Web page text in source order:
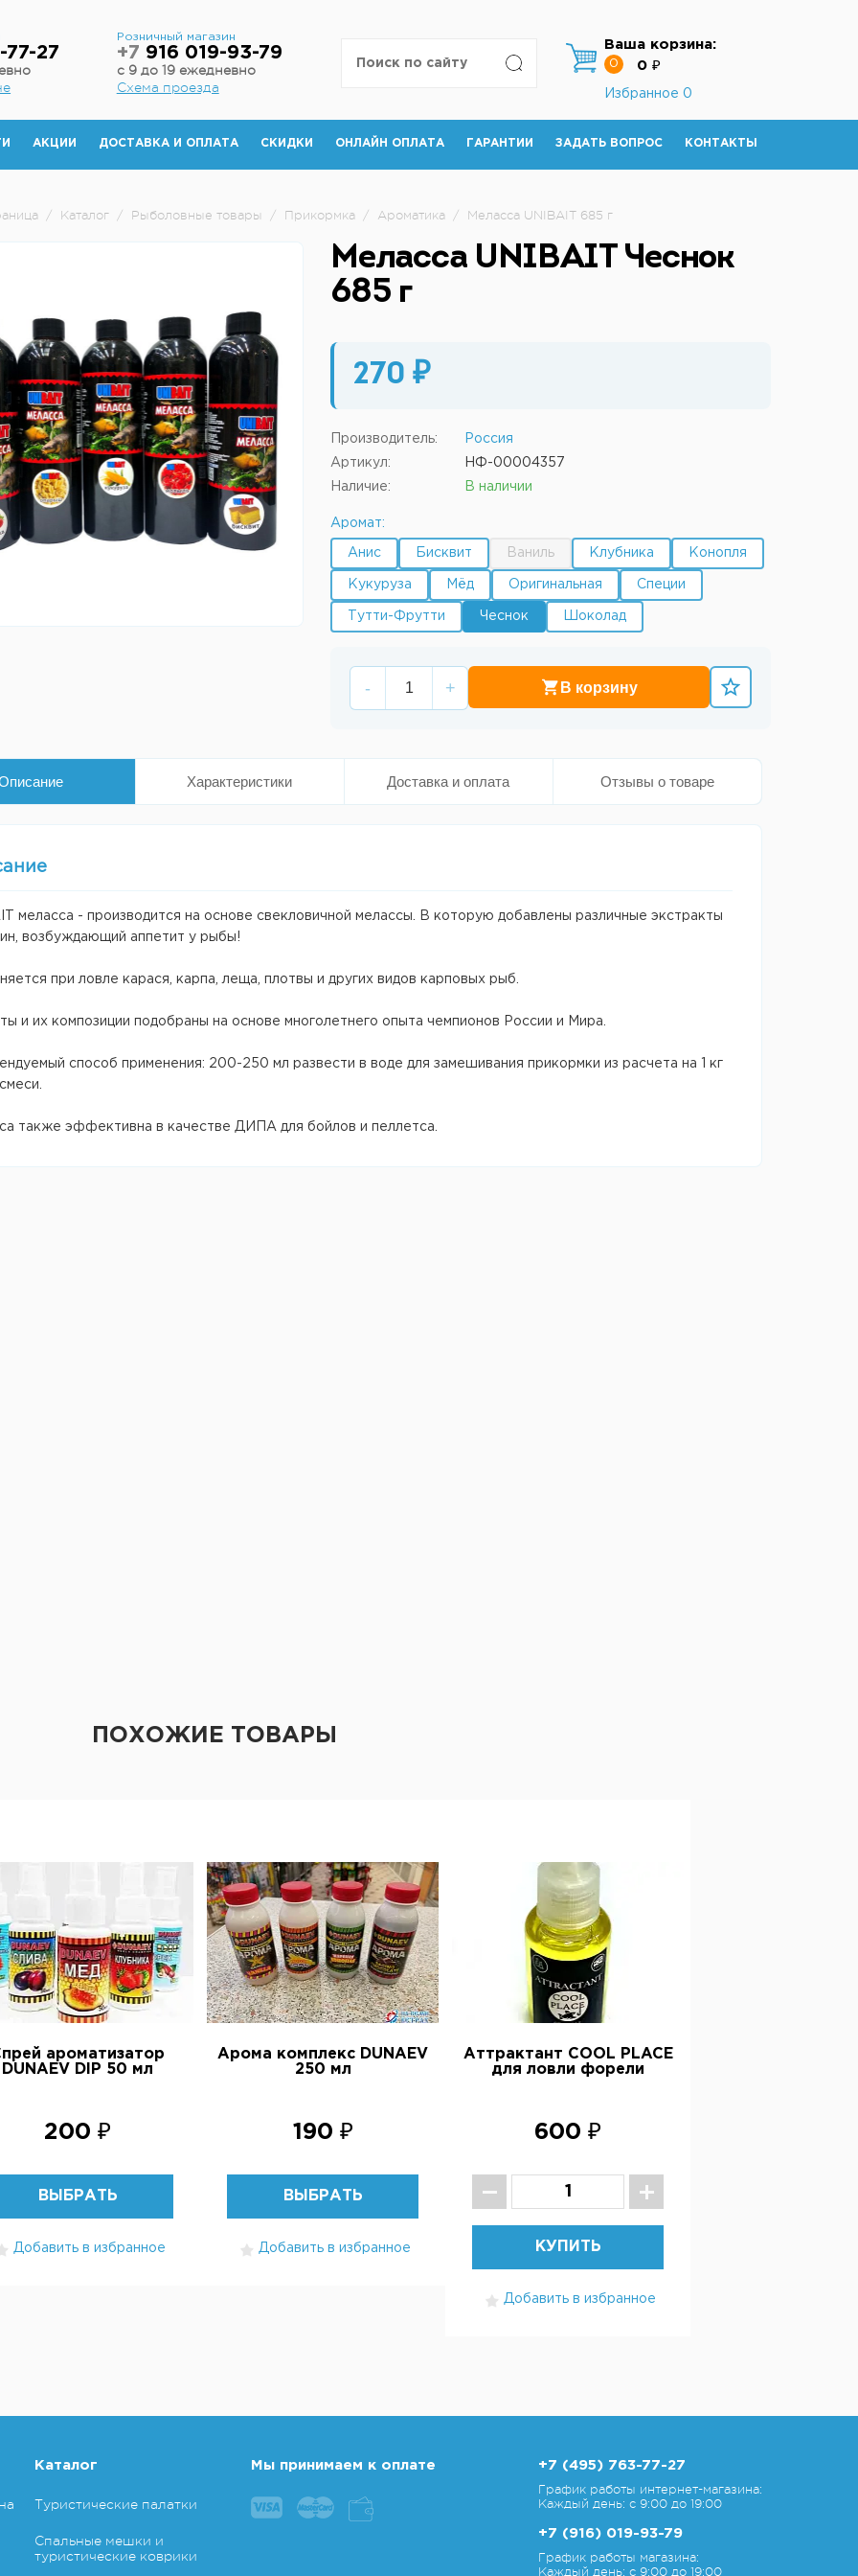
77-27
Розничный магазин
+7 916 019-93-79
с 9 до 19 ежедневно
Схема проезда
Ваша корзина:
0 0 ₽
Избранное 0
АКЦИИ ДОСТАВКА И ОПЛАТА СКИДКИ ОНЛАЙН ОПЛАТА ГАРАНТИИ ЗАДАТЬ ВОПРОС КОНТАКТЫ
/ Каталог / Рыболовные товары / Прикормка / Ароматика / Меласса UNIBAIT 685 г
Меласса UNIBAIT Чеснок
685 г
270 ₽
Производитель: Россия
Артикул: НФ-00004357
Наличие: В наличии
Аромат:
Анис Бисквит Ваниль Клубника Конопля
Кукуруза Мёд Оригинальная Специи
Тутти-Фрутти Чеснок Шоколад
- + В корзину
Характеристики Доставка и оплата Отзывы о товаре
меласса - производится на основе свекловичной мелассы. В которую добавлены различные экстракты
возбуждающий аппетит у рыбы!
при ловле карася, карпа, леща, плотвы и других видов карповых рыб.
и их композиции подобраны на основе многолетнего опыта чемпионов России и Мира.
способ применения: 200-250 мл развести в воде для замешивания прикормки из расчета на 1 кг
также эффективна в качестве ДИПА для бойлов и пеллетса.
ПОХОЖИЕ ТОВАРЫ
ароматизатор
DUNAEV DIP 50 мл
200 ₽
ВЫБРАТЬ
Добавить в избранное
Арома комплекс DUNAEV
250 мл
190 ₽
ВЫБРАТЬ
Добавить в избранное
Аттрактант COOL PLACE
для ловли форели
600 ₽
КУПИТЬ
Добавить в избранное
Каталог
Туристические палатки
Спальные мешки и
туристические коврики
Мы принимаем к оплате +7 (495) 763-77-27
График работы интернет-магазина:
Каждый день: с 9:00 до 19:00
+7 (916) 019-93-79
График работы магазина:
Каждый день: с 9:00 до 19:00